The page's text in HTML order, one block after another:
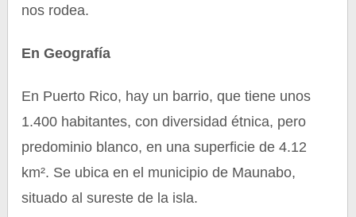
nos rodea.
En Geografía
En Puerto Rico, hay un barrio, que tiene unos
1.400 habitantes, con diversidad étnica, pero
predominio blanco, en una superficie de 4.12
km². Se ubica en el municipio de Maunabo,
situado al sureste de la isla.